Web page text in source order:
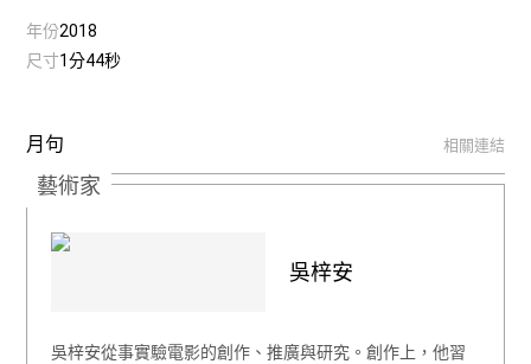
年份2018
尺寸1分44秒
月句 相關連結
藝術家
吳梓安
吳梓安從事實驗電影的創作、推廣與研究。創作上，他習